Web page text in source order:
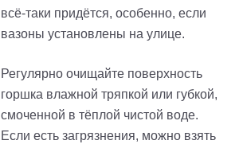
всё-таки придётся, особенно, если
вазоны установлены на улице.
Регулярно очищайте поверхность
горшка влажной тряпкой или губкой,
смоченной в тёплой чистой воде.
Если есть загрязнения, можно взять